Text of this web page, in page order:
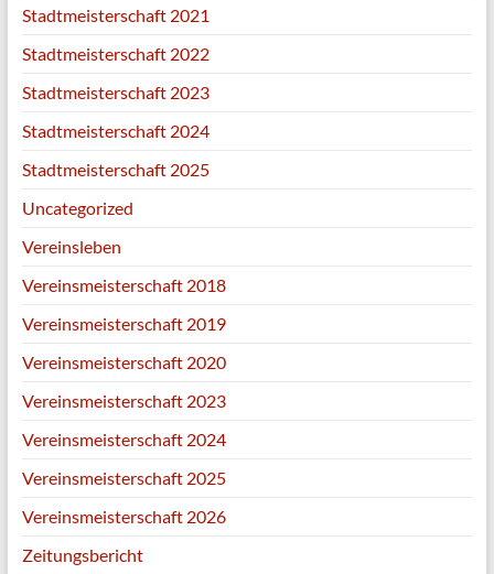
Stadtmeisterschaft 2021
Stadtmeisterschaft 2022
Stadtmeisterschaft 2023
Stadtmeisterschaft 2024
Stadtmeisterschaft 2025
Uncategorized
Vereinsleben
Vereinsmeisterschaft 2018
Vereinsmeisterschaft 2019
Vereinsmeisterschaft 2020
Vereinsmeisterschaft 2023
Vereinsmeisterschaft 2024
Vereinsmeisterschaft 2025
Vereinsmeisterschaft 2026
Zeitungsbericht